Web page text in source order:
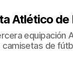
Atlético
equipación
de